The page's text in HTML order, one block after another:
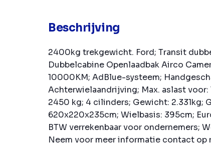
Beschrijving
2400kg trekgewicht. Ford; Transit
Dubbelcabine Openlaadbak Airco
10000KM; AdBlue-systeem;
Achterwielaandrijving; Max. aslast voor:
2450 kg; 4 cilinders; Gewicht: 2.331kg;
620x220x235cm; Wielbasis: 395cm;
BTW verrekenbaar voor ondernemers;
Neem voor meer informatie contact op